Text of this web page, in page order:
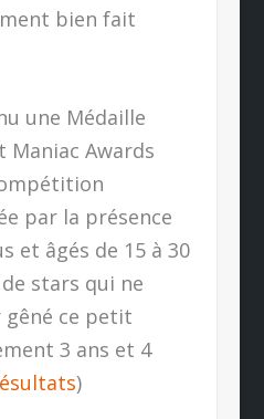
bien fait
une Médaille
Maniac Awards
par la présence
et âgés de 15 à 30
stars qui ne
gêné ce petit
3 ans et 4
)